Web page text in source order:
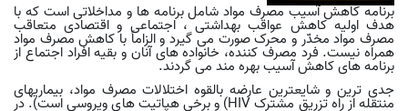
برنامه کاهش آسیب مصرف مواد شامل برنامه ها و مداخلاتی است که با
هدف اولیه کاهش عواقب بهداشتی ، اجتماعی و اقتصادی متعاقب
مصرف مواد مخدّر و محرک صورت می گیرد و الزاماً با کاهش مصرف مواد
همراه نیست. فرد مصرف کننده، خانواده های آنان و بقیه افراد اجتماع از
برنامه های کاهش آسیب بهره مند می گردند.
جدی ترین و شایعترین عارضه بالقوه اختلالات مصرف مواد، بیماریهای
منتقله از راه تزریق مشترک(HIVو برخی هپاتیت های ویروسی است). در